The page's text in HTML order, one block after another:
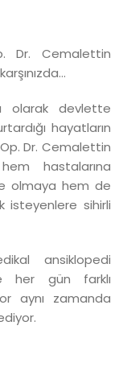
Dr. Cemalettin
olarak devlette
hayatların
Dr. Cemalettin
hastalarına
olmaya hem de
isteyenlere sihirli
ansiklopedi
her gün farklı
aynı zamanda